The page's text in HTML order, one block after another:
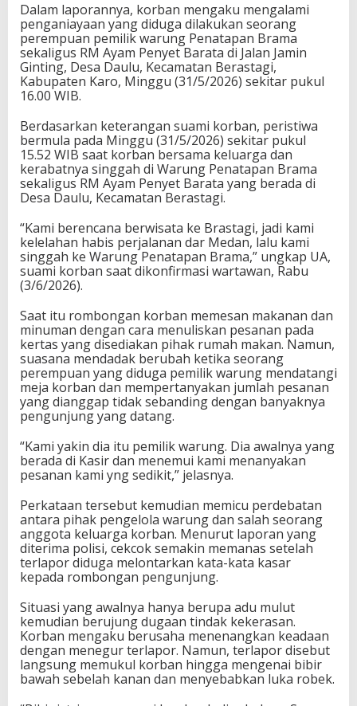
Dalam laporannya, korban mengaku mengalami
penganiayaan yang diduga dilakukan seorang
perempuan pemilik warung Penatapan Brama
sekaligus RM Ayam Penyet Barata di Jalan Jamin
Ginting, Desa Daulu, Kecamatan Berastagi,
Kabupaten Karo, Minggu (31/5/2026) sekitar pukul
16.00 WIB.
Berdasarkan keterangan suami korban, peristiwa
bermula pada Minggu (31/5/2026) sekitar pukul
15.52 WIB saat korban bersama keluarga dan
kerabatnya singgah di Warung Penatapan Brama
sekaligus RM Ayam Penyet Barata yang berada di
Desa Daulu, Kecamatan Berastagi.
“Kami berencana berwisata ke Brastagi, jadi kami
kelelahan habis perjalanan dar Medan, lalu kami
singgah ke Warung Penatapan Brama,” ungkap UA,
suami korban saat dikonfirmasi wartawan, Rabu
(3/6/2026).
Saat itu rombongan korban memesan makanan dan
minuman dengan cara menuliskan pesanan pada
kertas yang disediakan pihak rumah makan. Namun,
suasana mendadak berubah ketika seorang
perempuan yang diduga pemilik warung mendatangi
meja korban dan mempertanyakan jumlah pesanan
yang dianggap tidak sebanding dengan banyaknya
pengunjung yang datang.
“Kami yakin dia itu pemilik warung. Dia awalnya yang
berada di Kasir dan menemui kami menanyakan
pesanan kami yng sedikit,” jelasnya.
Perkataan tersebut kemudian memicu perdebatan
antara pihak pengelola warung dan salah seorang
anggota keluarga korban. Menurut laporan yang
diterima polisi, cekcok semakin memanas setelah
terlapor diduga melontarkan kata-kata kasar
kepada rombongan pengunjung.
Situasi yang awalnya hanya berupa adu mulut
kemudian berujung dugaan tindak kekerasan.
Korban mengaku berusaha menenangkan keadaan
dengan menegur terlapor. Namun, terlapor disebut
langsung memukul korban hingga mengenai bibir
bawah sebelah kanan dan menyebabkan luka robek.